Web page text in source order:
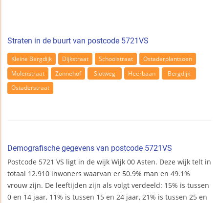
Straten in de buurt van postcode 5721VS
Kleine Bergdijk Dijkstraat Schoolstraat
Ostaderplantsoen
Molenstraat
Zonnehof Slotweg Heerbaan
Bergdijk
Ostaderstraat
Demografische gegevens van postcode 5721VS
Postcode 5721 VS ligt in de wijk Wijk 00 Asten. Deze wijk telt in
totaal 12.910 inwoners waarvan er 50.9% man en 49.1%
vrouw zijn. De leeftijden zijn als volgt verdeeld: 15% is tussen
0 en 14 jaar, 11% is tussen 15 en 24 jaar, 21% is tussen 25 en